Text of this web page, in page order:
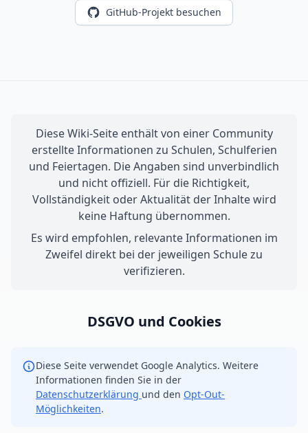
GitHub-Projekt besuchen
Diese Wiki-Seite enthält von einer Community
erstellte Informationen zu Schulen, Schulferien
und Feiertagen. Die Angaben sind unverbindlich
und nicht offiziell. Für die Richtigkeit,
Vollständigkeit oder Aktualität der Inhalte wird
keine Haftung übernommen.
Es wird empfohlen, relevante Informationen im
Zweifel direkt bei der jeweiligen Schule zu
verifizieren.
DSGVO und Cookies
Diese Seite verwendet Google Analytics. Weitere
Informationen finden Sie in der
Datenschutzerklärung und den Opt-Out-
Möglichkeiten.